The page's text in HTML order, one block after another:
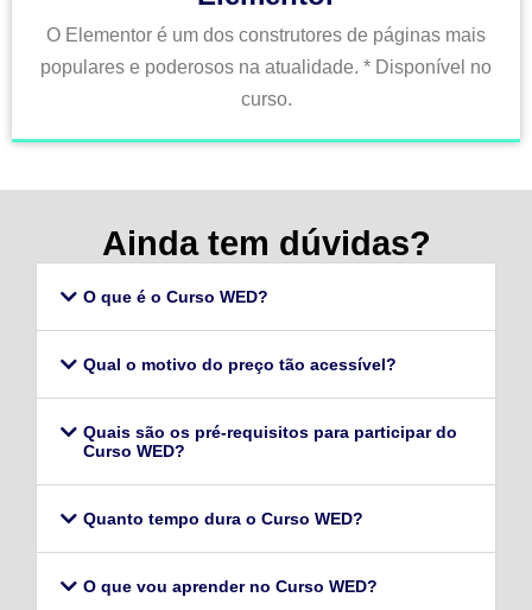
O Elementor é um dos construtores de páginas mais
populares e poderosos na atualidade. * Disponível no
curso.
Ainda tem dúvidas?
O que é o Curso WED?
Qual o motivo do preço tão acessível?
Quais são os pré-requisitos para participar do
Curso WED?
Quanto tempo dura o Curso WED?
O que vou aprender no Curso WED?